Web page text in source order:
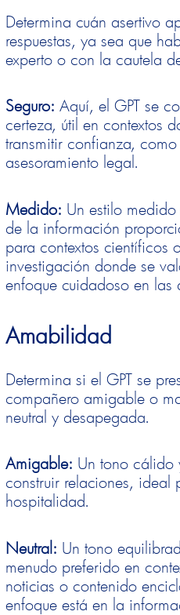
Determina cuán asertivo
respuestas, ya sea que
experto o con la cautela
Seguro: Aquí, el GPT se
certeza, útil en contextos
transmitir confianza,
asesoramiento legal.
Medido: Un estilo
de la información
para contextos científicos
investigación donde se
enfoque cuidadoso en las
Amabilidad
Determina si el GPT se
compañero amigable o
neutral y desapegada.
Amigable: Un tono
construir relaciones, ideal
hospitalidad.
Neutral: Un tono
menudo preferido en
noticias o contenido
enfoque está en la